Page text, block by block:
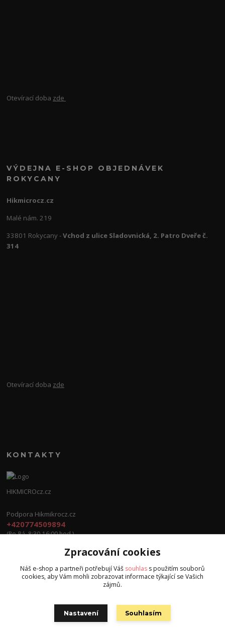
Otevírací doba zde
VÝDEJNA E-SHOP OBJEDNÁVEK
ROKYCANY
Hikmicrocz.cz
Malé nám. 219
33801 Rokycany -Vchod z ulice Sladovnická, 2. Patro Dveře č.
314
Otevírací doba zde
KONTAKTY
HIKMICROcz.cz
Podpora Hikmikrocz.cz
+420774509894
(Po-Pá, 8:30-16:00 hod.)
info@hikmicrocz.cz
Zpracování cookies
Náš e-shop a partneři potřebují Váš souhlas s použitím souborů
cookies, aby Vám mohli zobrazovat informace týkající se Vašich
zájmů.
Nastavení Souhlasím